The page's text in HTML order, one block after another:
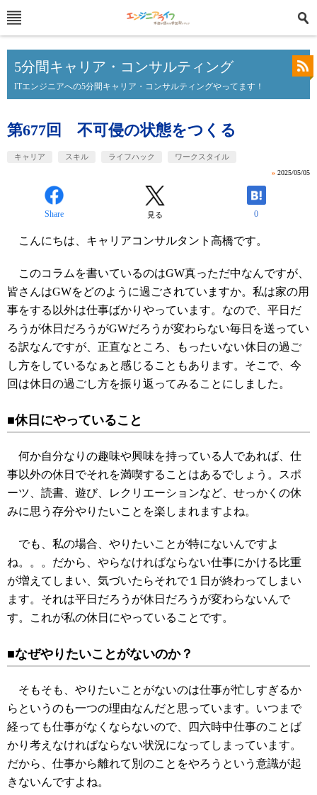
5分間キャリア・コンサルティング
ITエンジニアへの5分間キャリア・コンサルティングやってます！
第677回 不可侵の状態をつくる
キャリア スキル ライフハック ワークスタイル
» 2025/05/05
Share 見る 0
こんにちは、キャリアコンサルタント高橋です。
このコラムを書いているのはGW真っただ中なんですが、
皆さんはGWをどのように過ごされていますか。私は家の用
事をする以外は仕事ばかりやっています。なので、平日だ
ろうが休日だろうがGWだろうが変わらない毎日を送ってい
る訳なんですが、正直なところ、もったいない休日の過ご
し方をしているなぁと感じることもあります。そこで、今
回は休日の過ごし方を振り返ってみることにしました。
■休日にやっていること
何か自分なりの趣味や興味を持っている人であれば、仕
事以外の休日でそれを満喫することはあるでしょう。スポ
ーツ、読書、遊び、レクリエーションなど、せっかくの休
みに思う存分やりたいことを楽しまれますよね。
でも、私の場合、やりたいことが特にないんですよ
ね。。。だから、やらなければならない仕事にかける比重
が増えてしまい、気づいたらそれで１日が終わってしまい
ます。それは平日だろうが休日だろうが変わらないんで
す。これが私の休日にやっていることです。
■なぜやりたいことがないのか？
そもそも、やりたいことがないのは仕事が忙しすぎるか
らというのも一つの理由なんだと思っています。いつまで
経っても仕事がなくならないので、四六時中仕事のことば
かり考えなければならない状況になってしまっています。
だから、仕事から離れて別のことをやろうという意識が起
きないんですよね。